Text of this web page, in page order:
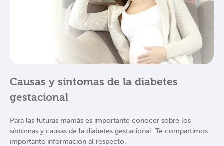
Causas y síntomas de la diabetes
gestacional
Para las futuras mamás es importante conocer sobre los
síntomas y causas de la diabetes gestacional. Te compartimos
importante información al respecto.